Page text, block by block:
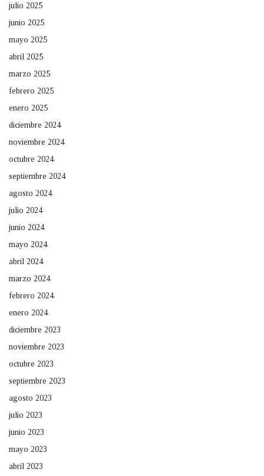
julio 2025
junio 2025
mayo 2025
abril 2025
marzo 2025
febrero 2025
enero 2025
diciembre 2024
noviembre 2024
octubre 2024
septiembre 2024
agosto 2024
julio 2024
junio 2024
mayo 2024
abril 2024
marzo 2024
febrero 2024
enero 2024
diciembre 2023
noviembre 2023
octubre 2023
septiembre 2023
agosto 2023
julio 2023
junio 2023
mayo 2023
abril 2023